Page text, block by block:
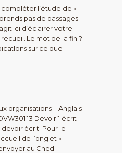
l’étude de «
pas de passages
ici d’éclairer votre
Le mot de la fin ?
sur ce que
organisations – Anglais
13 Devoir 1 écrit
écrit. Pour le
de l’onglet «
au Cned.